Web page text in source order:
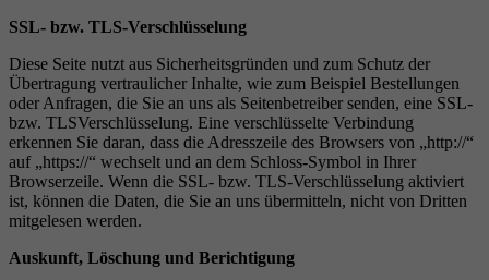
SSL- bzw. TLS-Verschlüsselung
Diese Seite nutzt aus Sicherheitsgründen und zum Schutz der
Übertragung vertraulicher Inhalte, wie zum Beispiel Bestellungen
oder Anfragen, die Sie an uns als Seitenbetreiber senden, eine SSL-
bzw. TLSVerschlüsselung. Eine verschlüsselte Verbindung
erkennen Sie daran, dass die Adresszeile des Browsers von „http://“
auf „https://“ wechselt und an dem Schloss-Symbol in Ihrer
Browserzeile. Wenn die SSL- bzw. TLS-Verschlüsselung aktiviert
ist, können die Daten, die Sie an uns übermitteln, nicht von Dritten
mitgelesen werden.
Auskunft, Löschung und Berichtigung